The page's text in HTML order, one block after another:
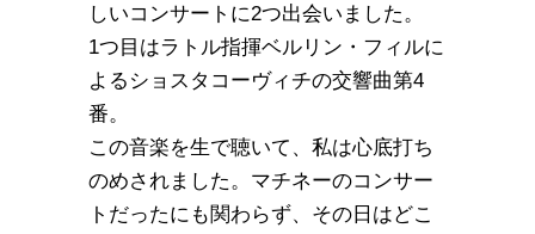
しいコンサートに2つ出会いました。
1つ目はラトル指揮ベルリン・フィルに
よるショスタコーヴィチの交響曲第4
番。
この音楽を生で聴いて、私は心底打ち
のめされました。マチネーのコンサー
トだったにも関わらず、その日はどこ